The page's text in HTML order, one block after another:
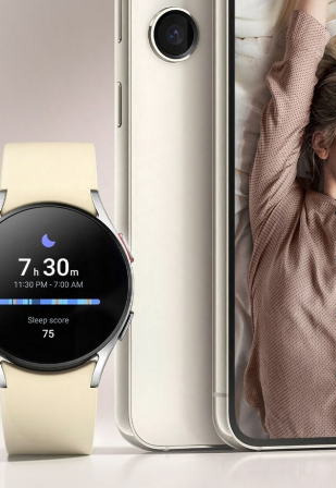
Прошивка и
Восстановление
Замена микрофона
Замена динамика
Замена камеры
Замена задней крышки
Замена разъема для
Замена зарядного
Замена аккумулятора